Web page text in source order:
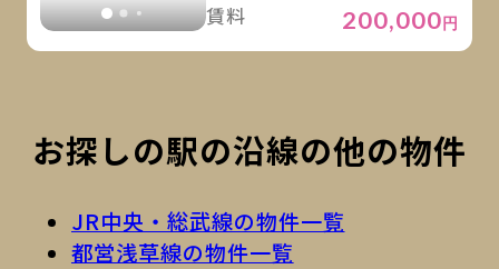
賃料 200,000円
お探しの駅の沿線の他の物件
JR中央・総武線の物件一覧
都営浅草線の物件一覧